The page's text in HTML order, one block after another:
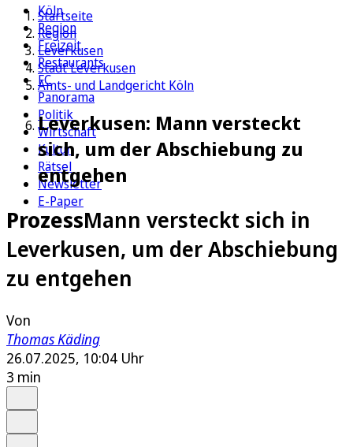
Köln
Region
Freizeit
Restaurants
FC
Panorama
Politik
Wirtschaft
Kultur
Rätsel
Newsletter
E-Paper
Startseite
Region
Leverkusen
Stadt Leverkusen
Amts- und Landgericht Köln
Leverkusen: Mann versteckt
sich, um der Abschiebung zu
entgehen
ProzessMann versteckt sich in
Leverkusen, um der Abschiebung
zu entgehen
Von
Thomas Käding
26.07.2025, 10:04 Uhr
3 min